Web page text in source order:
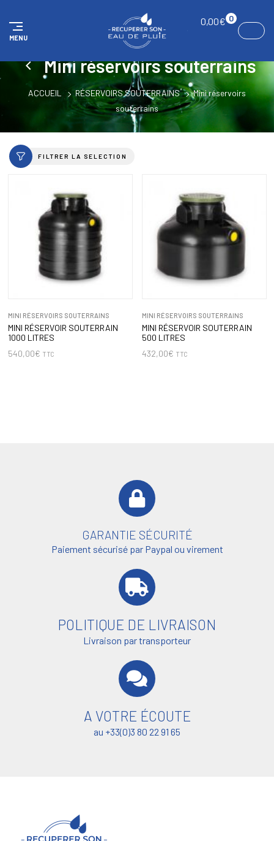
MENU
0,00€ 0
Mini réservoirs souterrains
ACCUEIL RÉSERVOIRS SOUTERRAINS
Mini réservoirs
souterrains
FILTRER LA SELECTION
MINI RÉSERVOIRS SOUTERRAINS
MINI RÉSERVOIR SOUTERRAIN
1000 LITRES
540,00€ TTC
MINI RÉSERVOIRS SOUTERRAINS
MINI RÉSERVOIR SOUTERRAIN
500 LITRES
432,00€ TTC
GARANTIE SÉCURITÉ
Paiement sécurisé par Paypal ou virement
POLITIQUE DE LIVRAISON
Livraison par transporteur
A VOTRE ÉCOUTE
au +33(0)3 80 22 91 65